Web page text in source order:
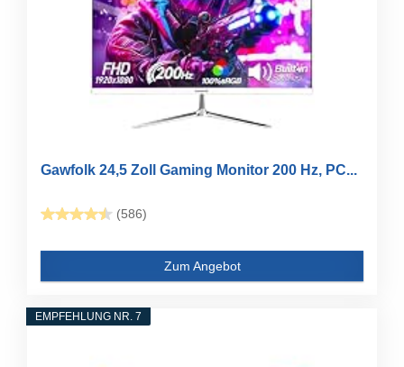
Gawfolk 24,5 Zoll Gaming Monitor 200 Hz, PC...
(586)
Zum Angebot
EMPFEHLUNG NR. 7